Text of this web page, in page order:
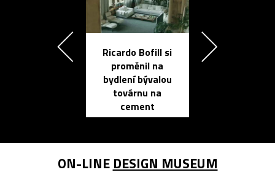
Ricardo Bofill si
proměnil na
bydlení bývalou
továrnu na
cement
ON-LINE DESIGN MUSEUM